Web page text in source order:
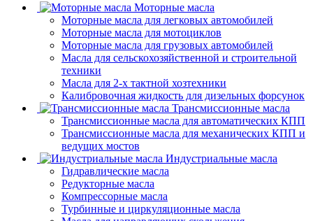
Моторные масла
Моторные масла для легковых автомобилей
Моторные масла для мотоциклов
Моторные масла для грузовых автомобилей
Масла для сельскохозяйственной и строительной
техники
Масла для 2-х тактной хозтехники
Калибровочная жидкость для дизельных форсунок
Трансмиссионные масла
Трансмиссионные масла для автоматических КПП
Трансмиссионные масла для механических КПП и
ведущих мостов
Индустриальные масла
Гидравлические масла
Редукторные масла
Компрессорные масла
Турбинные и циркуляционные масла